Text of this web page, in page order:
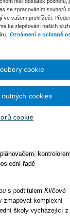
2
v souvislosti
do roku2030+
pracovníků
řadě
s podtitulemKlíčové
zmapovat komplexní
školy vycházející
se zpracováním souborů
ve vašem prohlížeči.
ke zlepšování našich
Oznámení o ochraně
cookie
cookies
cookie